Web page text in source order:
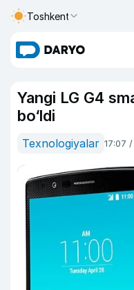
Toshkent
Yangi LG G4
bo‘ldi
Texnologiyalar 17:07